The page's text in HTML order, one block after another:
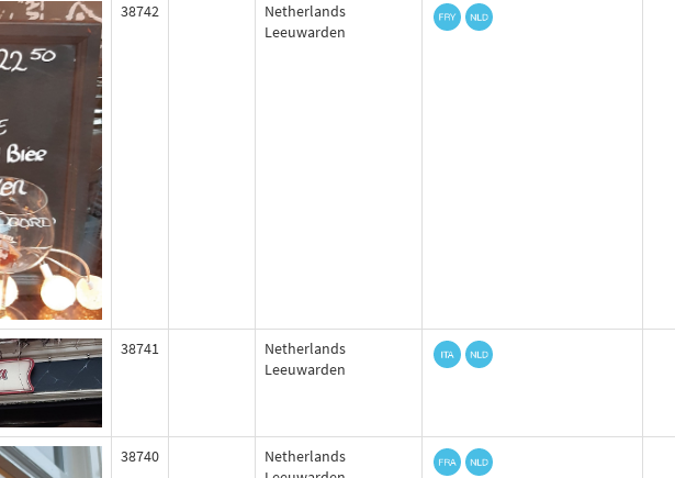
38742
Netherlands
Leeuwarden
38741
Netherlands
Leeuwarden
38740
Netherlands